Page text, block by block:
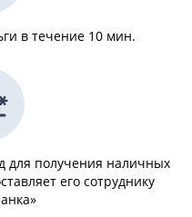
в течение 10 мин.
для получения наличных
его сотруднику